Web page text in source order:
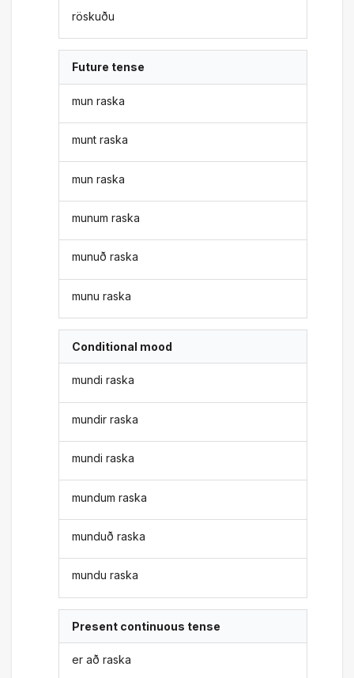
röskuðu
Future tense
mun raska
munt raska
mun raska
munum raska
munuð raska
munu raska
Conditional mood
mundi raska
mundir raska
mundi raska
mundum raska
munduð raska
mundu raska
Present continuous tense
er að raska